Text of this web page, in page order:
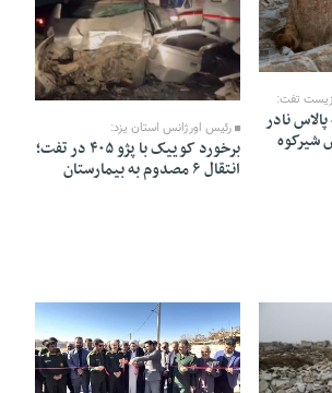
تفت:
نادر
شیرکوه
17 Azar 1404 - 10:02
رئیس اورژانس استان یزد:
برخورد کوییک با پژو ۴۰۵ در تفت؛
انتقال ۶ مصدوم به بیمارستان